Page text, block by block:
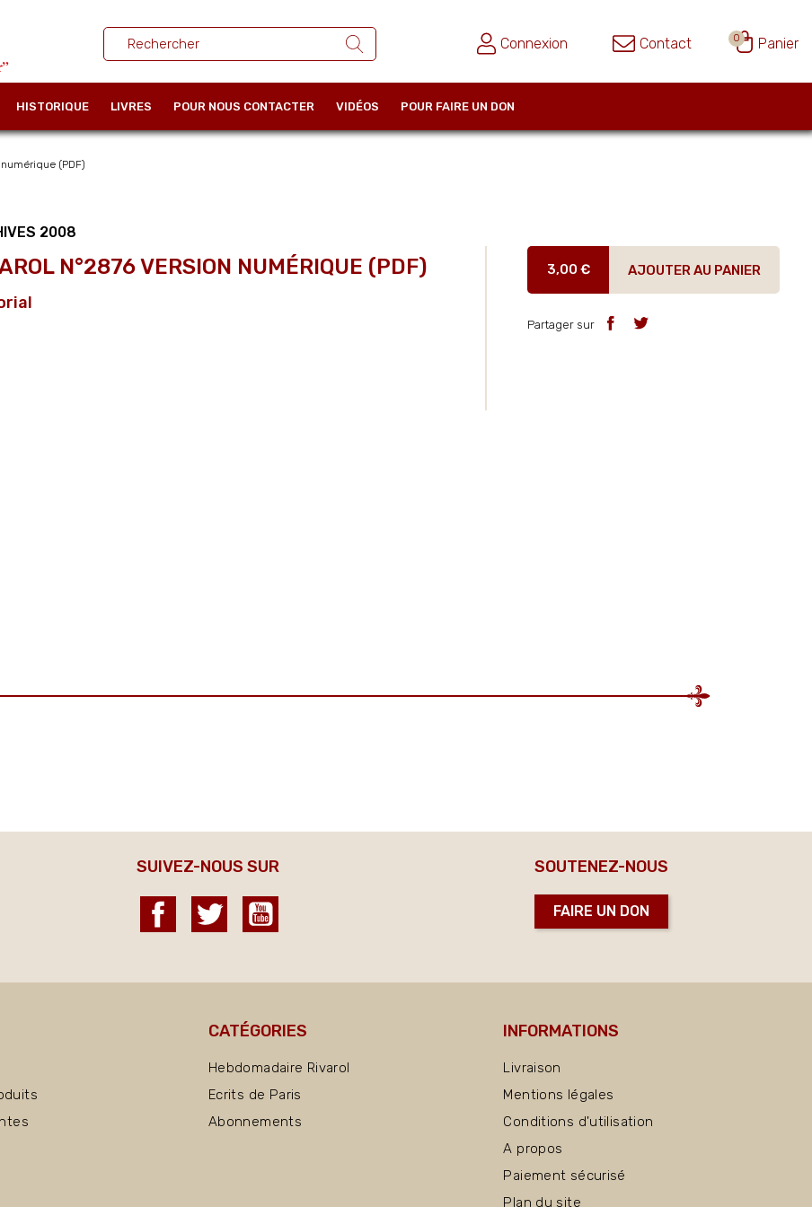
Connexion Contact 0 Panier
HISTORIQUE LIVRES POUR NOUS CONTACTER VIDÉOS POUR FAIRE UN DON
(PDF)
2008
N°2876 VERSION NUMÉRIQUE (PDF) 3,00 € AJOUTER AU PANIER
Partager sur
SUIVEZ-NOUS SUR
Facebook Twitter
SOUTENEZ-NOUS
FAIRE UN DON
CATÉGORIES
Hebdomadaire Rivarol
Ecrits de Paris
Abonnements
INFORMATIONS
Livraison
Mentions légales
Conditions d'utilisation
A propos
Paiement sécurisé
Plan du site